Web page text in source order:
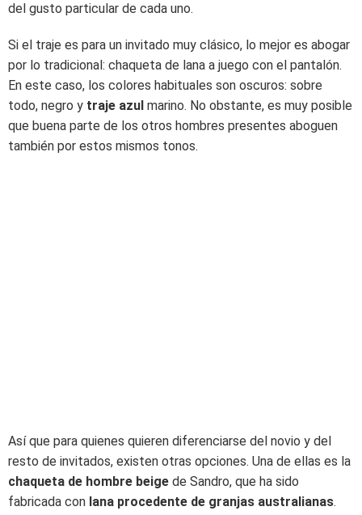
del gusto particular de cada uno.
Si el traje es para un invitado muy clásico, lo mejor es abogar
por lo tradicional: chaqueta de lana a juego con el pantalón.
En este caso, los colores habituales son oscuros: sobre
todo, negro y traje azul marino. No obstante, es muy posible
que buena parte de los otros hombres presentes aboguen
también por estos mismos tonos.
Así que para quienes quieren diferenciarse del novio y del
resto de invitados, existen otras opciones. Una de ellas es la
chaqueta de hombre beige de Sandro, que ha sido
fabricada con lana procedente de granjas australianas.